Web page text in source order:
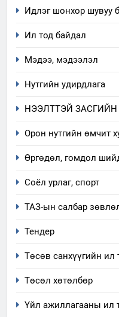
Идлэг шонхор шувуу
Ил тод байдал
Мэдээ, мэдээлэл
Нутгийн удирдлага
НЭЭЛТТЭЙ
Орон нутгийн өмчит
Өргөдөл, гомдол
Соёл урлаг, спорт
ТАЗ-ын салбар
Тендер
Төсөв санхүүгийн ил
Төсөл хөтөлбөр
Үйл ажиллагааны ил
6
7
ИЛ